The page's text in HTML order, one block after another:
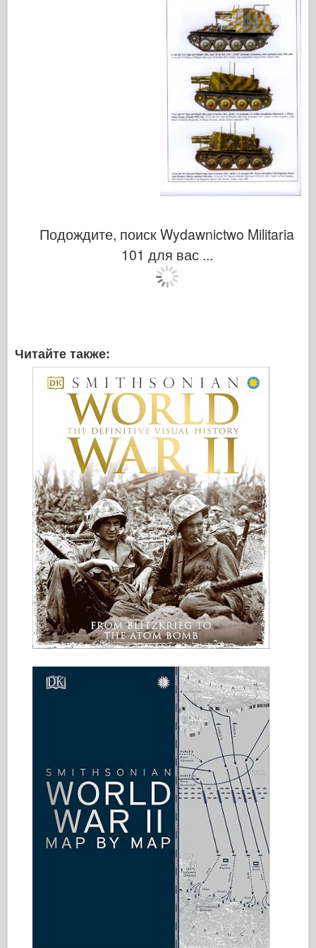
Подождите, поиск Wydawnictwo Militaria
101 для вас ...
Читайте также: